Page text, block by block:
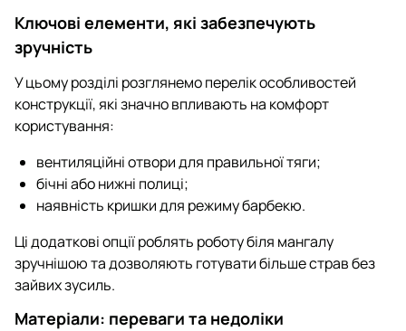
Ключові елементи, які забезпечують
зручність
У цьому розділі розглянемо перелік особливостей
конструкції, які значно впливають на комфорт
користування:
вентиляційні отвори для правильної тяги;
бічні або нижні полиці;
наявність кришки для режиму барбекю.
Ці додаткові опції роблять роботу біля мангалу
зручнішою та дозволяють готувати більше страв без
зайвих зусиль.
Матеріали: переваги та недоліки